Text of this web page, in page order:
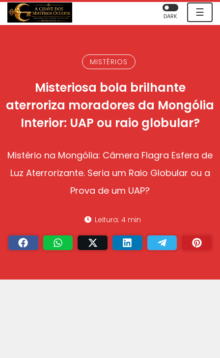
☰
DARK
MISTÉRIOS
Misteriosa bola brilhante
aterroriza moradores da Mongólia
Interior: UAP ou raio globular?
Mistério na Mongólia: Câmera Flagra Esfera de
Luz Aterrorizante. Seria um Raio Globular ou a
Prova de um UAP?
Leitura: 4 min